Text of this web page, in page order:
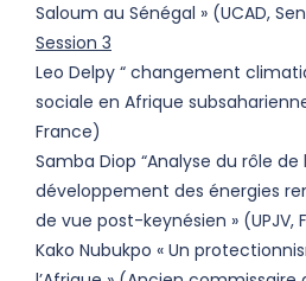
Saloum au Sénégal » (UCAD,
Session 3
Leo Delpy “ changement
sociale en Afrique
France)
Samba Diop “Analyse du rôle de
développement des énergies
de vue post-keynésien » (UPJV,
Kako Nubukpo « Un